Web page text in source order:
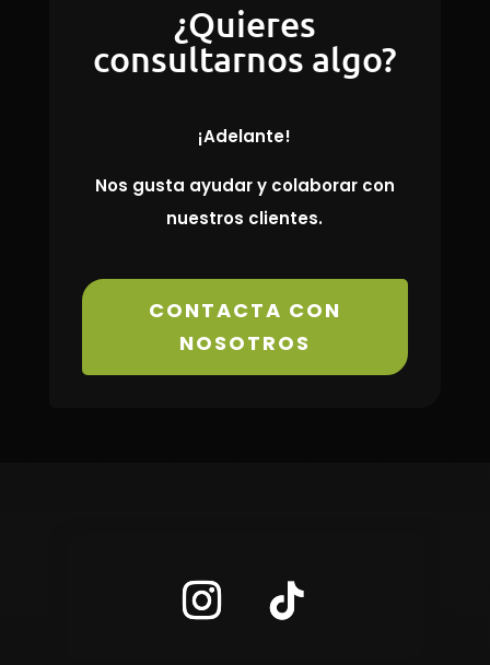
¿Quieres
consultarnos algo?
¡Adelante!
Nos gusta ayudar y colaborar con
nuestros clientes.
CONTACTA CON
NOSOTROS